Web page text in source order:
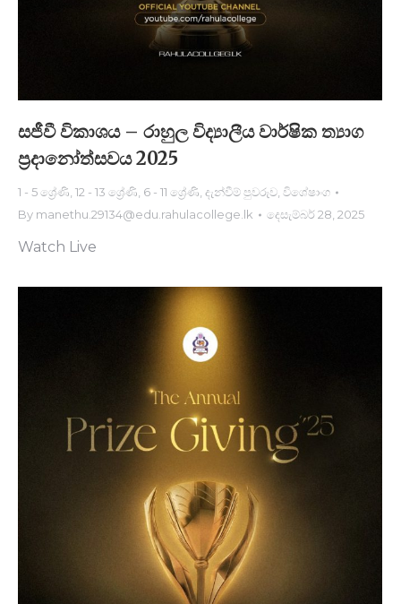
සජීවී විකාශය – රාහුල විද්‍යාලීය වාර්ෂික ත්‍යාග
ප්‍රදානෝත්සවය 2025
1 - 5 ශ්‍රේණි 12 - 13 ශ්‍රේණි 6 - 11 ශ්‍රේණි දැන්වීම් පුවරුව විශේෂාංග
By manethu.29134@edu.rahulacollege.lk දෙසැම්බර් 28, 2025
Watch Live